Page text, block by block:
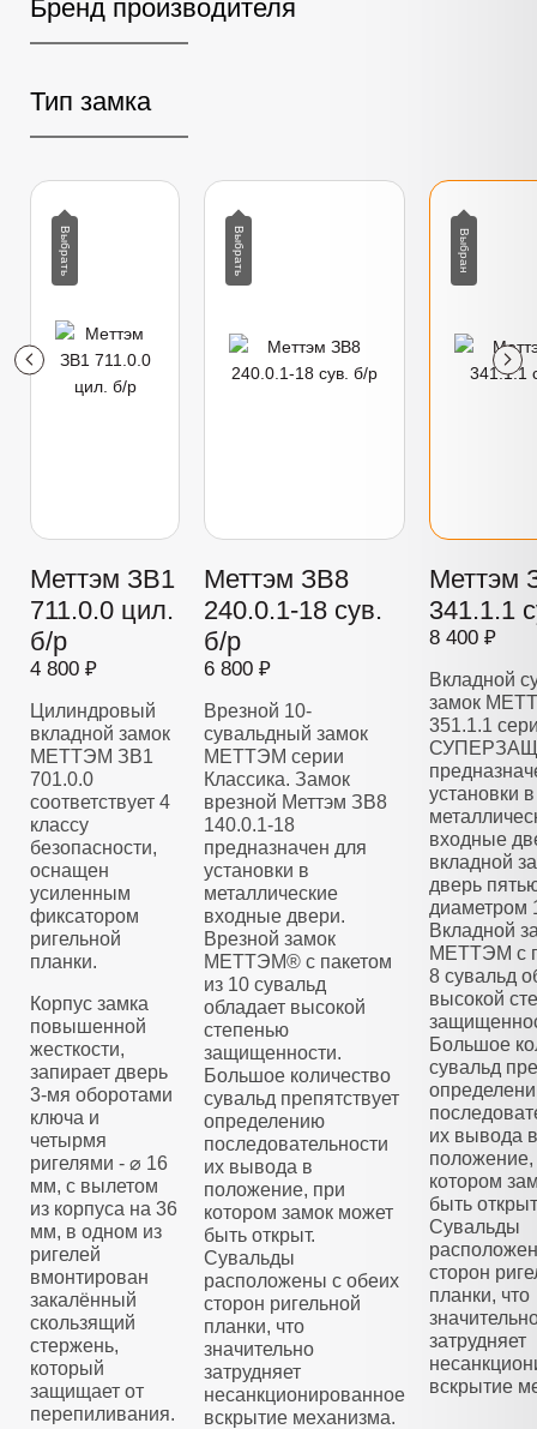
Бренд производителя
Тип замка
Меттэм ЗВ1
711.0.0 цил.
б/р
4 800 ₽
Цилиндровый
вкладной замок
МЕТТЭМ ЗВ1
701.0.0
соответствует 4
классу
безопасности,
оснащен
усиленным
фиксатором
ригельной
планки.
Корпус замка
повышенной
жесткости,
запирает дверь
3-мя оборотами
ключа и
четырмя
ригелями - ⌀ 16
мм, с вылетом
из корпуса на 36
мм, в одном из
ригелей
вмонтирован
закалённый
скользящий
стержень,
который
защищает от
перепиливания.
Меттэм ЗВ8
240.0.1-18 сув.
б/р
6 800 ₽
Врезной 10-
сувальдный замок
МЕТТЭМ серии
Классика. Замок
врезной Меттэм ЗВ8
140.0.1-18
предназначен для
установки в
металлические
входные двери.
Врезной замок
МЕТТЭМ® с пакетом
из 10 сувальд
обладает высокой
степенью
защищенности.
Большое количество
сувальд препятствует
определению
последовательности
их вывода в
положение, при
котором замок может
быть открыт.
Сувальды
расположены с обеих
сторон ригельной
планки, что
значительно
затрудняет
несанкционированное
вскрытие механизма.
Меттэм
341.1.1
8 400 ₽
Вкладной
замок
351.1.1
установки в
входные
вкладной
дверь
диаметром
Вкладной
МЕТТЭМ с
8 сувальд
высокой
Большое
сувальд
их вывода в
положение,
котором
быть
Сувальды
сторон
планки, что
затрудняет
вскрытие